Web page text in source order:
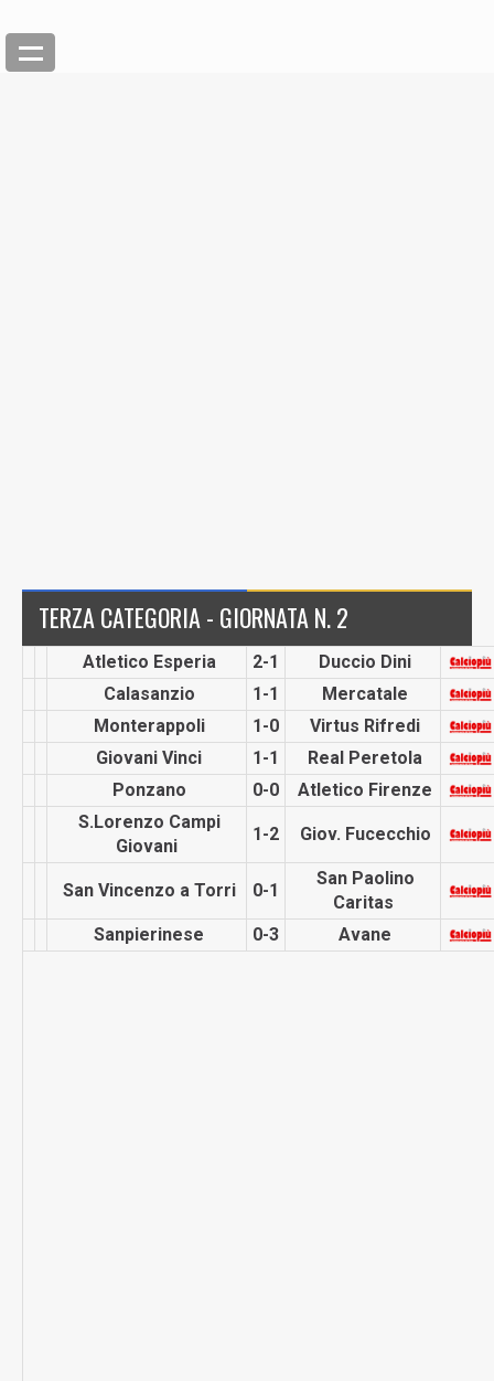
TERZA CATEGORIA - GIORNATA N. 2
Atletico Esperia 2-1
Duccio Dini
Calasanzio
1-1
Mercatale
Monterap­poli
1-0
Virtus Rifredi
Giovani Vinci
1-1
Real Peretola
Ponzano
0-0
Atletico Firenze
S.Lorenzo Campi
Giovani
1-2 Giov. Fucecchio
San Vincenzo a Torri 0-1
San Paolino
Caritas
Sanpieri­nese
0-3 Avane